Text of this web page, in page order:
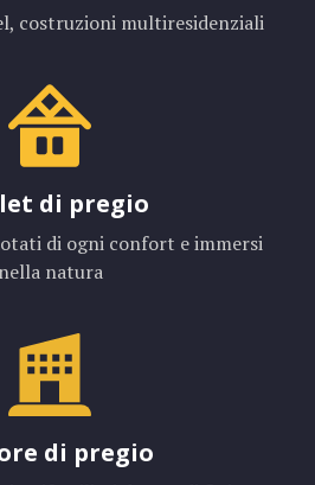
costruzioni multiresidenziali
di pregio
di ogni confort e immersi
nella natura
di pregio